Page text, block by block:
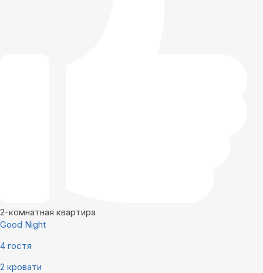
2-комнатная квартира
Good Night
4 гостя
2 кровати